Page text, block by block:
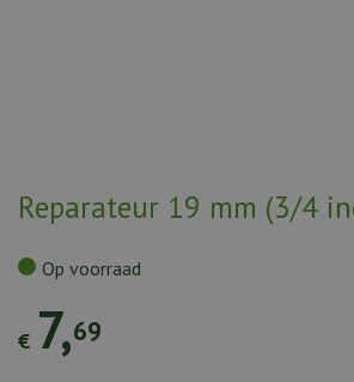
Reparateur 19 mm (3/4
€ 7,69
Op voorraad